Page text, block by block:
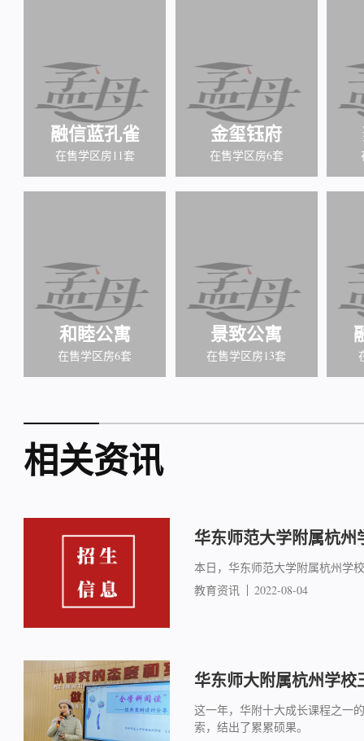
融信蓝孔雀
在售学区房11套
金玺钰府
在售学区房6套
和睦公寓
在售学区房6套
景致公寓
在售学区房13套
相关资讯
华东师范大学附属杭州
本日，华东师范大学附属杭州学
教育资讯
2022-08-04
华东师大附属杭州学
这一年，华附十大成长课程之一
索，结出了累累硕果。